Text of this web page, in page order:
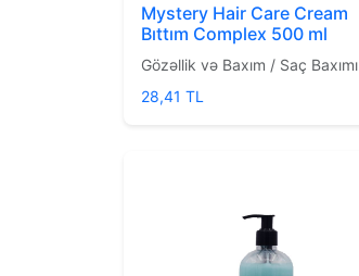
Mystery Hair Care Cream
Bıttım Complex 500 ml
Gözəllik və Baxım / Saç Baxımı
28,41 TL